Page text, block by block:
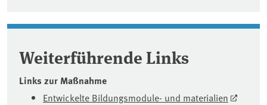
Weiterführende Links
Links zur Maßnahme
Entwickelte Bildungsmodule- und materialien